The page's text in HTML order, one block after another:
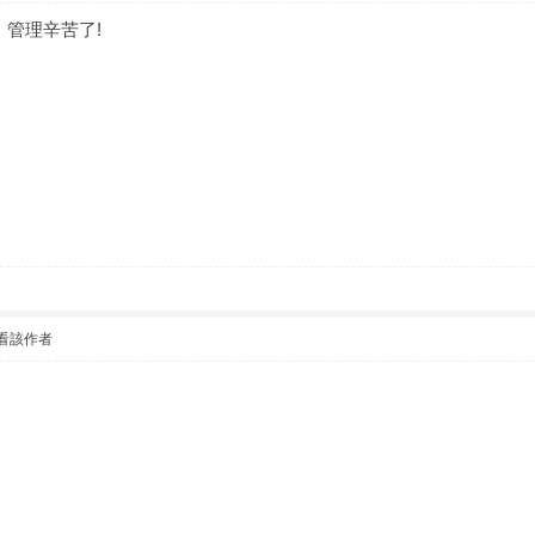
管理辛苦了!
該作者